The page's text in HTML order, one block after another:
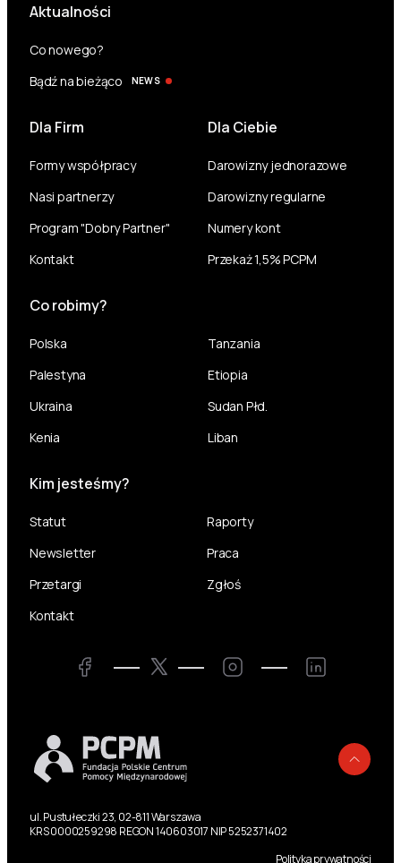
Aktualności
Co nowego?
Bądź na bieżąco
NEWS
Dla Firm
Formy współpracy
Nasi partnerzy
Program "Dobry Partner"
Kontakt
Dla Ciebie
Darowizny jednorazowe
Darowizny regularne
Numery kont
Przekaż 1,5% PCPM
Co robimy?
Polska
Palestyna
Ukraina
Kenia
Tanzania
Etiopia
Sudan Płd.
Liban
Kim jesteśmy?
Statut
Raporty
Newsletter
Praca
Przetargi
Zgłoś
Kontakt
Facebook Twitter Instagram LinkedIn
ul. Pustułeczki 23, 02-811 Warszawa
KRS 0000259298 REGON 140603017 NIP 5252371402
Polityka prywatności